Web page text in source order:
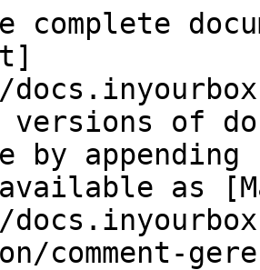
complete
versions of
by
as
comment-